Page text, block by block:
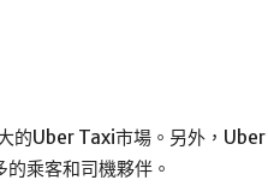
的Uber Taxi市場。另外，Uber
乘客和司機夥伴。